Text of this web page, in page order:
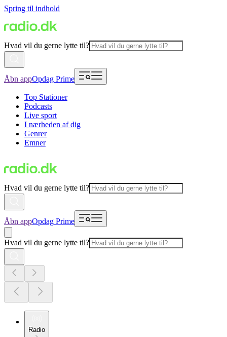
Spring til indhold
Hvad vil du gerne lytte til?
Åbn appOpdag Prime
Top Stationer
Podcasts
Live sport
I nærheden af dig
Genrer
Emner
Hvad vil du gerne lytte til?
Åbn appOpdag Prime
Hvad vil du gerne lytte til?
Radio